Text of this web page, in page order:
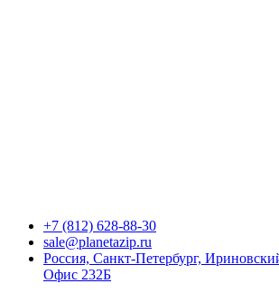
+7 (812) 628-88-30
sale@planetazip.ru
Россия, Санкт-Петербург,
Офис 232Б